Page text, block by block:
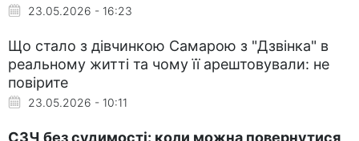
23.05.2026 - 16:23
Що стало з дівчинкою Самарою з "Дзвінка" в
реальному житті та чому її арештовували: не
повірите
23.05.2026 - 10:11
СЗЧ без судимості: коли можна повернутися